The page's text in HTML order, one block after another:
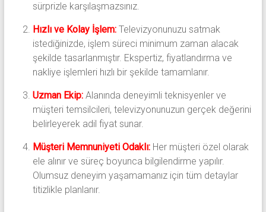
sürprizle karşılaşmazsınız.
Hızlı ve Kolay İşlem:Televizyonunuzu satmak
istediğinizde, işlem süreci minimum zaman alacak
şekilde tasarlanmıştır. Ekspertiz, fiyatlandırma ve
nakliye işlemleri hızlı bir şekilde tamamlanır.
Uzman Ekip:Alanında deneyimli teknisyenler ve
müşteri temsilcileri, televizyonunuzun gerçek değerini
belirleyerek adil fiyat sunar.
Müşteri Memnuniyeti Odaklı:Her müşteri özel olarak
ele alınır ve süreç boyunca bilgilendirme yapılır.
Olumsuz deneyim yaşamamanız için tüm detaylar
titizlikle planlanır.